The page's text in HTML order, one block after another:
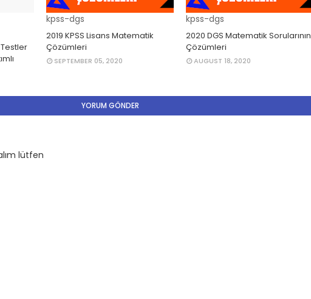
kpss-dgs
2019 KPSS Lisans Matematik
Çözümleri
SEPTEMBER 05, 2020
kpss-dgs
2020 DGS Matematik Sorularının
Çözümleri
AUGUST 18, 2020
YORUM GÖNDER
lütfen